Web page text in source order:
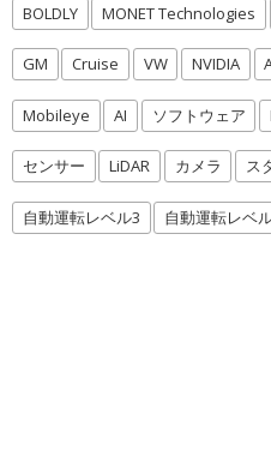
BOLDLY MONET Technologies
GM Cruise VW NVIDIA
Mobileye AI ソフトウェア
センサー LiDAR カメラ ス
自動運転レベル3 自動運転レベ